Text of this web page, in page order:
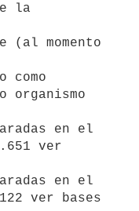
la
(al momento
como
organismo
en el
ver
en el
ver bases